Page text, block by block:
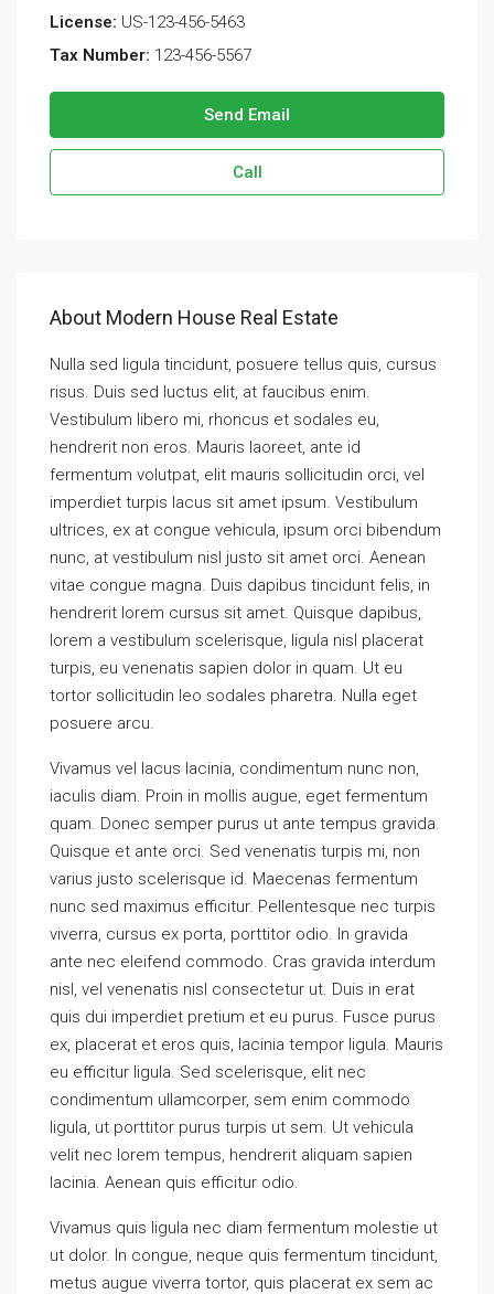
License: US-123-456-5463
Tax Number: 123-456-5567
Send Email
Call
About Modern House Real Estate
Nulla sed ligula tincidunt, posuere tellus quis, cursus
risus. Duis sed luctus elit, at faucibus enim.
Vestibulum libero mi, rhoncus et sodales eu,
hendrerit non eros. Mauris laoreet, ante id
fermentum volutpat, elit mauris sollicitudin orci, vel
imperdiet turpis lacus sit amet ipsum. Vestibulum
ultrices, ex at congue vehicula, ipsum orci bibendum
nunc, at vestibulum nisl justo sit amet orci. Aenean
vitae congue magna. Duis dapibus tincidunt felis, in
hendrerit lorem cursus sit amet. Quisque dapibus,
lorem a vestibulum scelerisque, ligula nisl placerat
turpis, eu venenatis sapien dolor in quam. Ut eu
tortor sollicitudin leo sodales pharetra. Nulla eget
posuere arcu.
Vivamus vel lacus lacinia, condimentum nunc non,
iaculis diam. Proin in mollis augue, eget fermentum
quam. Donec semper purus ut ante tempus gravida.
Quisque et ante orci. Sed venenatis turpis mi, non
varius justo scelerisque id. Maecenas fermentum
nunc sed maximus efficitur. Pellentesque nec turpis
viverra, cursus ex porta, porttitor odio. In gravida
ante nec eleifend commodo. Cras gravida interdum
nisl, vel venenatis nisl consectetur ut. Duis in erat
quis dui imperdiet pretium et eu purus. Fusce purus
ex, placerat et eros quis, lacinia tempor ligula. Mauris
eu efficitur ligula. Sed scelerisque, elit nec
condimentum ullamcorper, sem enim commodo
ligula, ut porttitor purus turpis ut sem. Ut vehicula
velit nec lorem tempus, hendrerit aliquam sapien
lacinia. Aenean quis efficitur odio.
Vivamus quis ligula nec diam fermentum molestie ut
ut dolor. In congue, neque quis fermentum tincidunt,
metus augue viverra tortor, quis placerat ex sem ac